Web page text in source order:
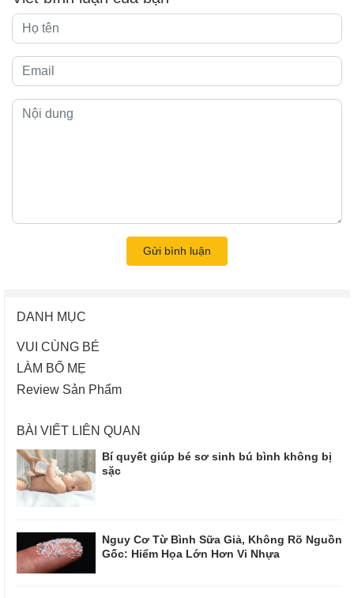
Gửi bình luận
DANH MỤC
VUI CÙNG BÉ
LÀM BỐ MẸ
Review Sản Phẩm
BÀI VIẾT LIÊN QUAN
Bí quyết giúp bé sơ sinh bú bình không bị
sặc
Nguy Cơ Từ Bình Sữa Giả, Không Rõ Nguồn
Gốc: Hiểm Họa Lớn Hơn Vi Nhựa